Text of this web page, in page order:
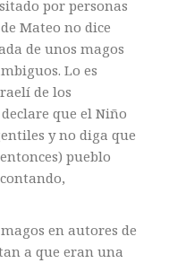
por personas
Mateo no dice
de unos magos
Lo es
de los
que el Niño
y no diga que
pueblo
en autores de
a que eran una